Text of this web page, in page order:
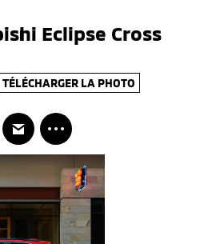
Eclipse Cross
TÉLÉCHARGER LA PHOTO